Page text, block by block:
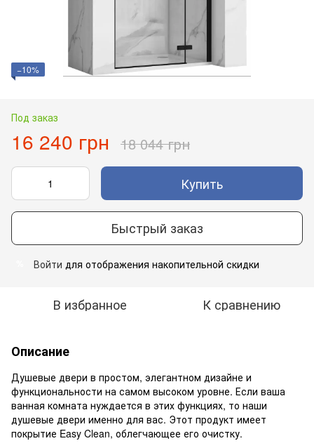
−10%
Под заказ
16 240 грн 18 044 грн
Купить
Быстрый заказ
Войти для отображения накопительной скидки
В избранное К сравнению
Описание
Душевые двери в простом, элегантном дизайне и
функциональности на самом высоком уровне. Если ваша
ванная комната нуждается в этих функциях, то наши
душевые двери именно для вас. Этот продукт имеет
покрытие Easy Clean, облегчающее его очистку.